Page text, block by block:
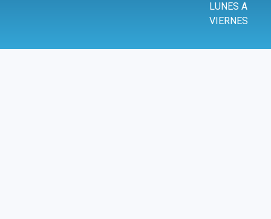
LUNES A
VIERNES